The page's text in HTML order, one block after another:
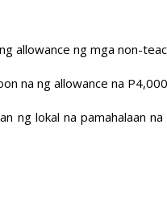
allowance ng mga non-
na ng allowance na
ng lokal na